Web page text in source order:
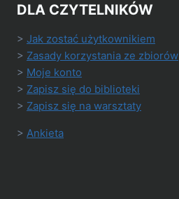
DLA CZYTELNIKÓW
> Jak zostać użytkownikiem
> Zasady korzystania ze zbiorów
> Moje konto
> Zapisz się do biblioteki
> Zapisz się na warsztaty
> Ankieta